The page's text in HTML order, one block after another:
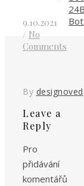
9.10.2021
/ No
Comments
By designoved
Leave a
Reply
Pro
přidávání
komentářů